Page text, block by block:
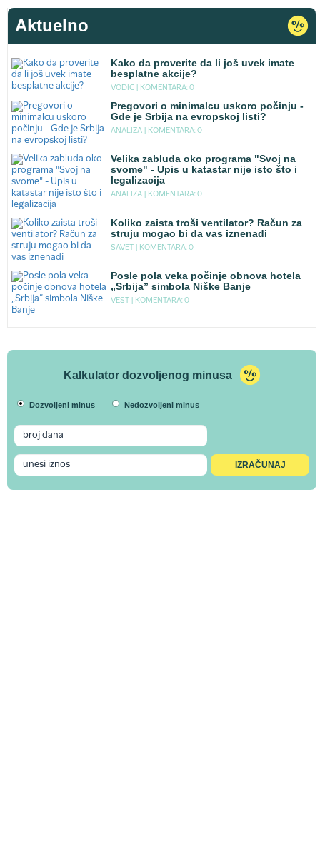
Aktuelno
Kako da proverite da li još uvek imate
besplatne akcije?
VODIC | KOMENTARA: 0
Pregovori o minimalcu uskoro počinju -
Gde je Srbija na evropskoj listi?
ANALIZA | KOMENTARA: 0
Velika zabluda oko programa "Svoj na
svome" - Upis u katastar nije isto što i
legalizacija
ANALIZA | KOMENTARA: 0
Koliko zaista troši ventilator? Račun za
struju mogao bi da vas iznenadi
SAVET | KOMENTARA: 0
Posle pola veka počinje obnova hotela
„Srbija” simbola Niške Banje
VEST | KOMENTARA: 0
Kalkulator dozvoljenog minusa
Dozvoljeni minus Nedozvoljeni minus